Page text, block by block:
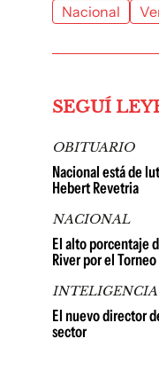
Nacional
SEGUÍ
OBITUARIO
Nacional está de
Hebert Revetria
NACIONAL
El alto porcentaje
River por el
El nuevo director
sector